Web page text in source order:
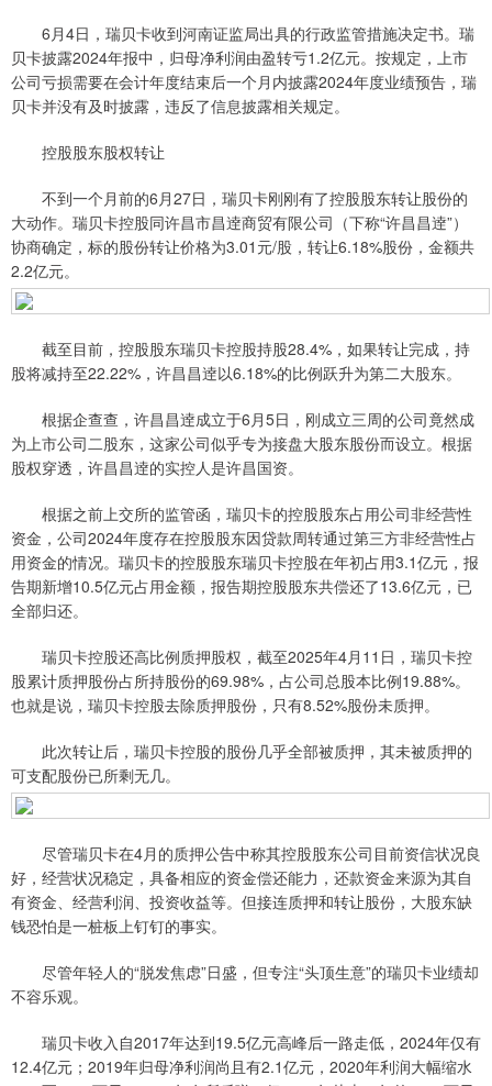
6月4日，瑞贝卡收到河南证监局出具的行政监管措施决定书。瑞
贝卡披露2024年报中，归母净利润由盈转亏1.2亿元。按规定，上市
公司亏损需要在会计年度结束后一个月内披露2024年度业绩预告，瑞
贝卡并没有及时披露，违反了信息披露相关规定。
控股股东股权转让
不到一个月前的6月27日，瑞贝卡刚刚有了控股股东转让股份的
大动作。瑞贝卡控股同许昌市昌逹商贸有限公司（下称“许昌昌逹”）
协商确定，标的股份转让价格为3.01元/股，转让6.18%股份，金额共
2.2亿元。
截至目前，控股股东瑞贝卡控股持股28.4%，如果转让完成，持
股将减持至22.22%，许昌昌逹以6.18%的比例跃升为第二大股东。
根据企查查，许昌昌逹成立于6月5日，刚成立三周的公司竟然成
为上市公司二股东，这家公司似乎专为接盘大股东股份而设立。根据
股权穿透，许昌昌逹的实控人是许昌国资。
根据之前上交所的监管函，瑞贝卡的控股股东占用公司非经营性
资金，公司2024年度存在控股股东因贷款周转通过第三方非经营性占
用资金的情况。瑞贝卡的控股股东瑞贝卡控股在年初占用3.1亿元，报
告期新增10.5亿元占用金额，报告期控股股东共偿还了13.6亿元，已
全部归还。
瑞贝卡控股还高比例质押股权，截至2025年4月11日，瑞贝卡控
股累计质押股份占所持股份的69.98%，占公司总股本比例19.88%。
也就是说，瑞贝卡控股去除质押股份，只有8.52%股份未质押。
此次转让后，瑞贝卡控股的股份几乎全部被质押，其未被质押的
可支配股份已所剩无几。
尽管瑞贝卡在4月的质押公告中称其控股股东公司目前资信状况良
好，经营状况稳定，具备相应的资金偿还能力，还款资金来源为其自
有资金、经营利润、投资收益等。但接连质押和转让股份，大股东缺
钱恐怕是一桩板上钉钉的事实。
尽管年轻人的“脱发焦虑”日盛，但专注“头顶生意”的瑞贝卡业绩却
不容乐观。
瑞贝卡收入自2017年达到19.5亿元高峰后一路走低，2024年仅有
12.4亿元；2019年归母净利润尚且有2.1亿元，2020年利润大幅缩水